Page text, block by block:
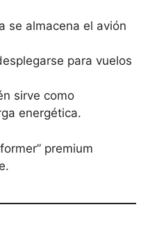
se almacena el avión
para vuelos
sirve como
energética.
premium